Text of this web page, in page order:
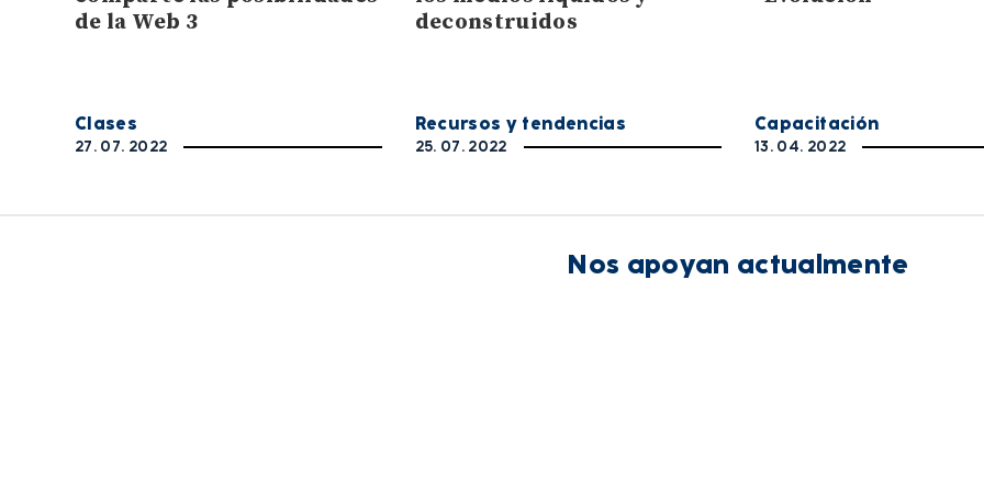
de la Web 3
Clases
27. 07. 2022
deconstruidos
Recursos y tendencias
25. 07. 2022
Capacitación
13. 04. 2022
Nos apoyan actualmente